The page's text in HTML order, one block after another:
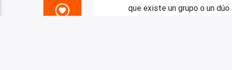
que existe un grupo o un